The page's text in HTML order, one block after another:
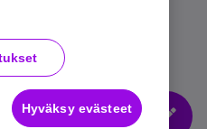
statement
Hyväksy evästeet